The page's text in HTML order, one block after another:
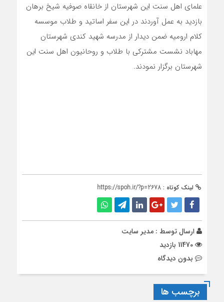
علمای اهل سنت این شهرستان از خانقاه صوفیه شیخ برهان
بازدید به عمل آوردند در این سفر اساتید و طلاب موسسه
کلام ارومیه ضمن دیدار از مدرسه شهید کندی شهرستان
مهاباد نشست مشترکی با طلاب و روحانیون اهل سنت این
شهرستان برگزار نمودند.
لینک کوتاه : https://spoh.ir/?p=2678
ارسال توسط : مدیر سایت
بدون دیدگاه
برچسب ها